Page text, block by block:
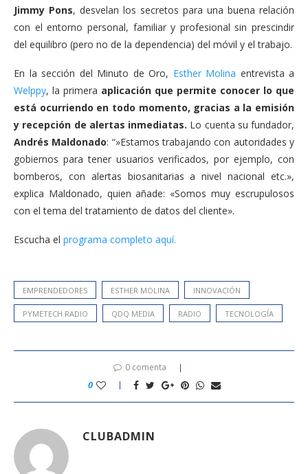
Jimmy Pons, desvelan los secretos para una buena relación
con el entorno personal, familiar y profesional sin prescindir
del equilibro (pero no de la dependencia) del móvil y el trabajo.
En la sección del Minuto de Oro, Esther Molina entrevista a
Welppy, la primera aplicación que permite conocer lo que
está ocurriendo en todo momento, gracias a la emisión
y recepción de alertas inmediatas. Lo cuenta su fundador,
Andrés Maldonado: “»Estamos trabajando con autoridades y
gobiernos para tener usuarios verificados, por ejemplo, con
bomberos, con alertas biosanitarias a nivel nacional etc.»,
explica Maldonado, quien añade: «Somos muy escrupulosos
con el tema del tratamiento de datos del cliente».
Escucha el programa completo aquí.
EMPRENDEDORES ESTHER MOLINA INNOVACIÓN
PYMETECH RADIO QDQ MEDIA RADIO TECNOLOGÍA
0 comenta
0
CLUBADMIN